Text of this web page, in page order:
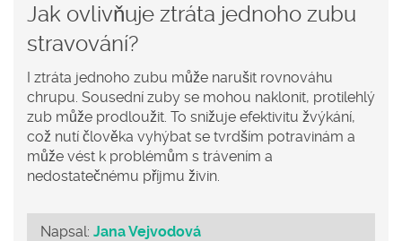
Jak ovlivňuje ztráta jednoho zubu
stravování?
I ztráta jednoho zubu může narušit rovnováhu
chrupu. Sousední zuby se mohou naklonit, protilehlý
zub může prodloužit. To snižuje efektivitu žvýkání,
což nutí člověka vyhýbat se tvrdším potravinám a
může vést k problémům s trávením a
nedostatečnému příjmu živin.
Napsal: Jana Vejvodová